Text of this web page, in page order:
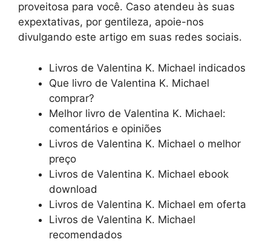
proveitosa para você. Caso atendeu às suas
expextativas, por gentileza, apoie-nos
divulgando este artigo em suas redes sociais.
Livros de Valentina K. Michael indicados
Que livro de Valentina K. Michael
comprar?
Melhor livro de Valentina K. Michael:
comentários e opiniões
Livros de Valentina K. Michael o melhor
preço
Livros de Valentina K. Michael ebook
download
Livros de Valentina K. Michael em oferta
Livros de Valentina K. Michael
recomendados